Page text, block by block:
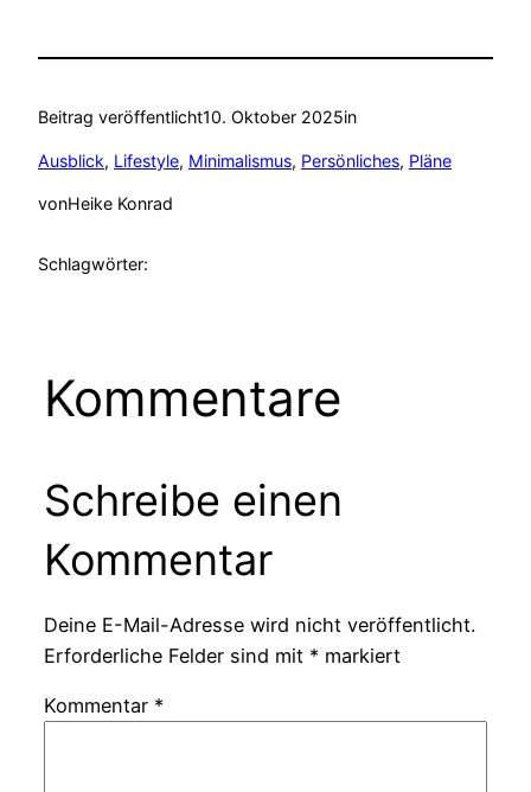
Beitrag veröffentlicht10. Oktober 2025in
Ausblick, Lifestyle, Minimalismus, Persönliches, Pläne
vonHeike Konrad
Schlagwörter:
Kommentare
Schreibe einen
Kommentar
Deine E-Mail-Adresse wird nicht veröffentlicht.
Erforderliche Felder sind mit * markiert
Kommentar *